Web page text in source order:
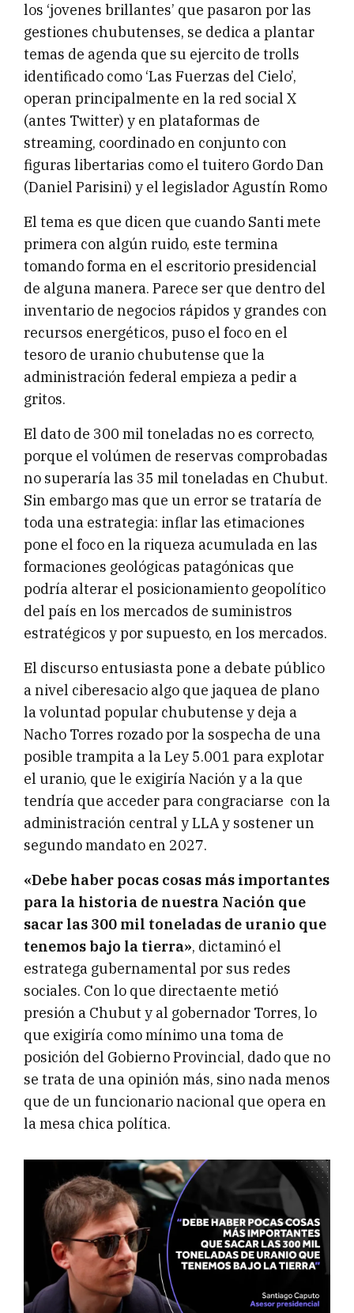
los ‘jovenes brillantes’ que pasaron por las
gestiones chubutenses, se dedica a plantar
temas de agenda que su ejercito de trolls
identificado como ‘Las Fuerzas del Cielo’,
operan principalmente en la red social X
(antes Twitter) y en plataformas de
streaming, coordinado en conjunto con
figuras libertarias como el tuitero Gordo Dan
(Daniel Parisini) y el legislador Agustín Romo
El tema es que dicen que cuando Santi mete
primera con algún ruido, este termina
tomando forma en el escritorio presidencial
de alguna manera. Parece ser que dentro del
inventario de negocios rápidos y grandes con
recursos energéticos, puso el foco en el
tesoro de uranio chubutense que la
administración federal empieza a pedir a
gritos.
El dato de 300 mil toneladas no es correcto,
porque el volúmen de reservas comprobadas
no superaría las 35 mil toneladas en Chubut.
Sin embargo mas que un error se trataría de
toda una estrategia: inflar las etimaciones
pone el foco en la riqueza acumulada en las
formaciones geológicas patagónicas que
podría alterar el posicionamiento geopolítico
del país en los mercados de suministros
estratégicos y por supuesto, en los mercados.
El discurso entusiasta pone a debate público
a nivel ciberesacio algo que jaquea de plano
la voluntad popular chubutense y deja a
Nacho Torres rozado por la sospecha de una
posible trampita a la Ley 5.001 para explotar
el uranio, que le exigiría Nación y a la que
tendría que acceder para congraciarse con la
administración central y LLA y sostener un
segundo mandato en 2027.
«Debe haber pocas cosas más importantes
para la historia de nuestra Nación que
sacar las 300 mil toneladas de uranio que
tenemos bajo la tierra», dictaminó el
estratega gubernamental por sus redes
sociales. Con lo que directaente metió
presión a Chubut y al gobernador Torres, lo
que exigiría como mínimo una toma de
posición del Gobierno Provincial, dado que no
se trata de una opinión más, sino nada menos
que de un funcionario nacional que opera en
la mesa chica política.